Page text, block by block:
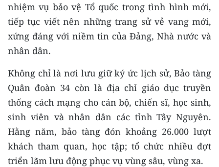
nhiệm vụ bảo vệ Tổ quốc trong tình hình mới,
tiếp tục viết nên những trang sử vẻ vang mới,
xứng đáng với niềm tin của Đảng, Nhà nước và
nhân dân.
Không chỉ là nơi lưu giữ ký ức lịch sử, Bảo tàng
Quân đoàn 34 còn là địa chỉ giáo dục truyền
thống cách mạng cho cán bộ, chiến sĩ, học sinh,
sinh viên và nhân dân các tỉnh Tây Nguyên.
Hằng năm, bảo tàng đón khoảng 26.000 lượt
khách tham quan, học tập; tổ chức nhiều đợt
triển lãm lưu động phục vụ vùng sâu, vùng xa.